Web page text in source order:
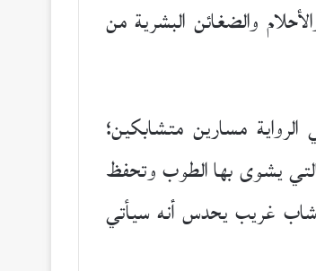
والضغائن البشرية من
مسارين متشابكين؛
التي يشوى بها الطوب وتحفظ
شاب غريب يحدس أنه سيأتي